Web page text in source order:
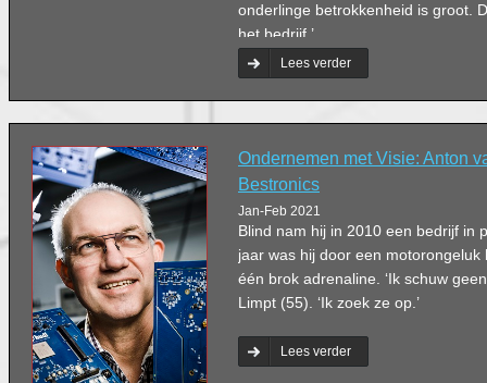
onderlinge betrokkenheid is groot.
het bedrijf.’
Lees verder
Ondernemen met Visie: Anton
Bestronics
Jan-Feb 2021
Blind nam hij in 2010 een bedrijf in
jaar was hij door een motorongeluk
één brok adrenaline. ‘Ik schuw
Limpt (55). ‘Ik zoek ze op.’
Lees verder